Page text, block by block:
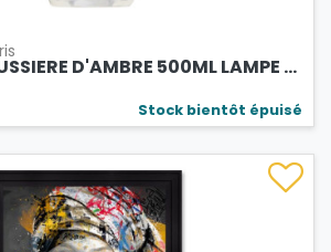
D'AMBRE 500ML LAMPE ...
Stock bientôt épuisé